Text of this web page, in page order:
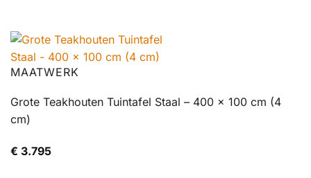
MAATWERK
Grote Teakhouten Tuintafel Staal – 400 x 100 cm (4
cm)
€ 3.795